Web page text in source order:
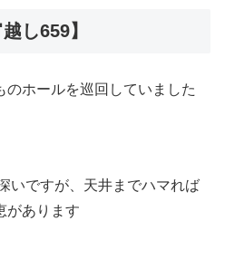
し659】
のホールを巡回していました
いですが、天井までハマれば
があります